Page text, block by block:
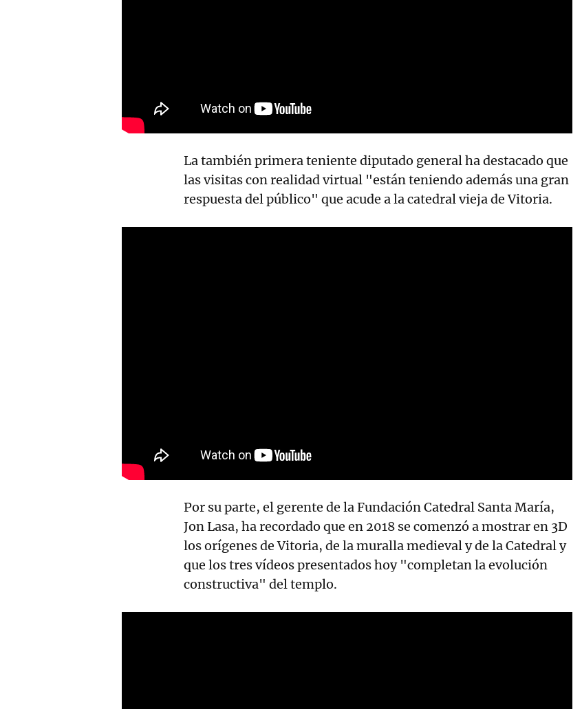
La también primera teniente diputado general ha destacado que
las visitas con realidad virtual "están teniendo además una gran
respuesta del público" que acude a la catedral vieja de Vitoria.
Por su parte, el gerente de la Fundación Catedral Santa María,
Jon Lasa, ha recordado que en 2018 se comenzó a mostrar en 3D
los orígenes de Vitoria, de la muralla medieval y de la Catedral y
que los tres vídeos presentados hoy "completan la evolución
constructiva" del templo.